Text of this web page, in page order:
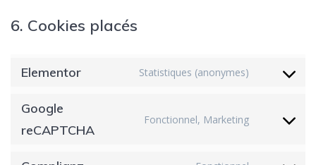
6. Cookies placés
Elementor Statistiques (anonymes)
Google
reCAPTCHA
Fonctionnel, Marketing